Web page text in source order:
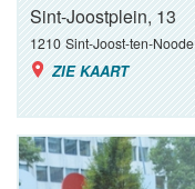
Sint-Joostplein, 13
1210 Sint-Joost-ten-Noode
ZIE KAART